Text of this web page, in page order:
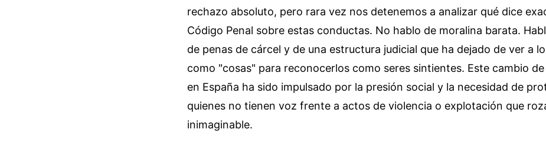
rechazo absoluto, pero rara vez nos detenemos a analizar qué dice
Código Penal sobre estas conductas. No hablo de moralina barata.
de penas de cárcel y de una estructura judicial que ha dejado de ver a
como "cosas" para reconocerlos como seres sintientes. Este cambio
en España ha sido impulsado por la presión social y la necesidad de
quienes no tienen voz frente a actos de violencia o explotación que
inimaginable.